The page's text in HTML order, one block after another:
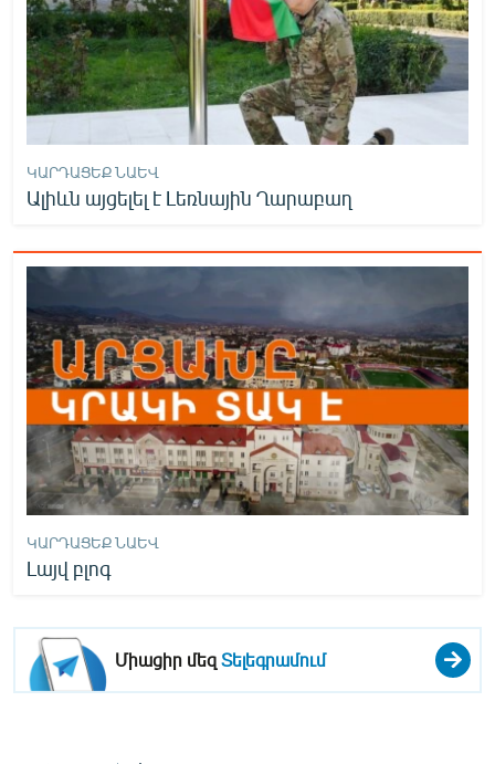
ԿԱՐԴԱՑԵՔ ՆԱԵՎ
Ալիևն այցելել է Լեռնային Ղարաբաղ
ԿԱՐԴԱՑԵՔ ՆԱԵՎ
Լայվ բլոգ
Միացիր մեզՏելեգրամում